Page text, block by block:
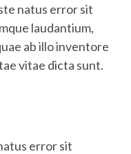
natus error sit
laudantium,
ab illo inventore
vitae dicta sunt.
error sit